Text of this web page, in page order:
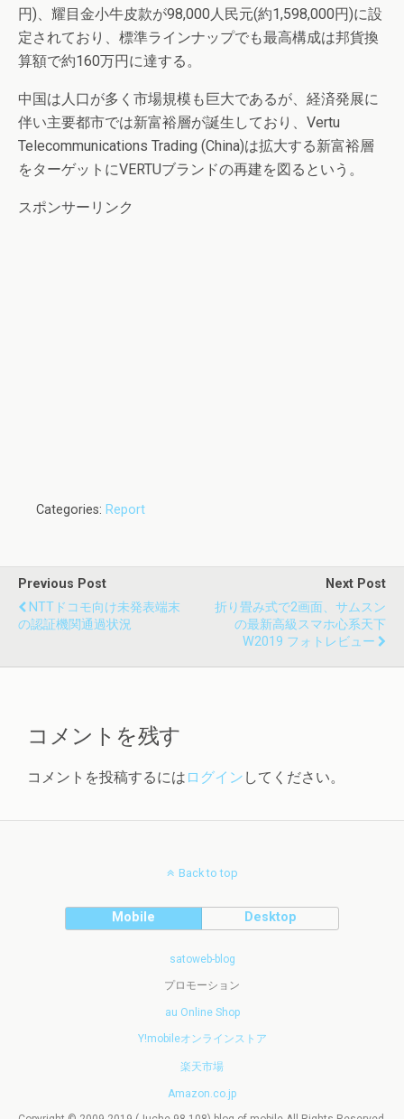
円)、耀目金小牛皮款が98,000人民元(約1,598,000円)に設
定されており、標準ラインナップでも最高構成は邦貨換
算額で約160万円に達する。
中国は人口が多く市場規模も巨大であるが、経済発展に
伴い主要都市では新富裕層が誕生しており、Vertu
Telecommunications Trading (China)は拡大する新富裕層
をターゲットにVERTUブランドの再建を図るという。
スポンサーリンク
Categories: Report
Previous Post
NTTドコモ向け未発表端末
の認証機関通過状況
Next Post
折り畳み式で2画面、サムスン
の最新高級スマホ心系天下
W2019 フォトレビュー
コメントを残す
コメントを投稿するには ログイン してください。
Back to top
Mobile Desktop
satoweb-blog
プロモーション
au Online Shop
Y!mobileオンラインストア
楽天市場
Amazon.co.jp